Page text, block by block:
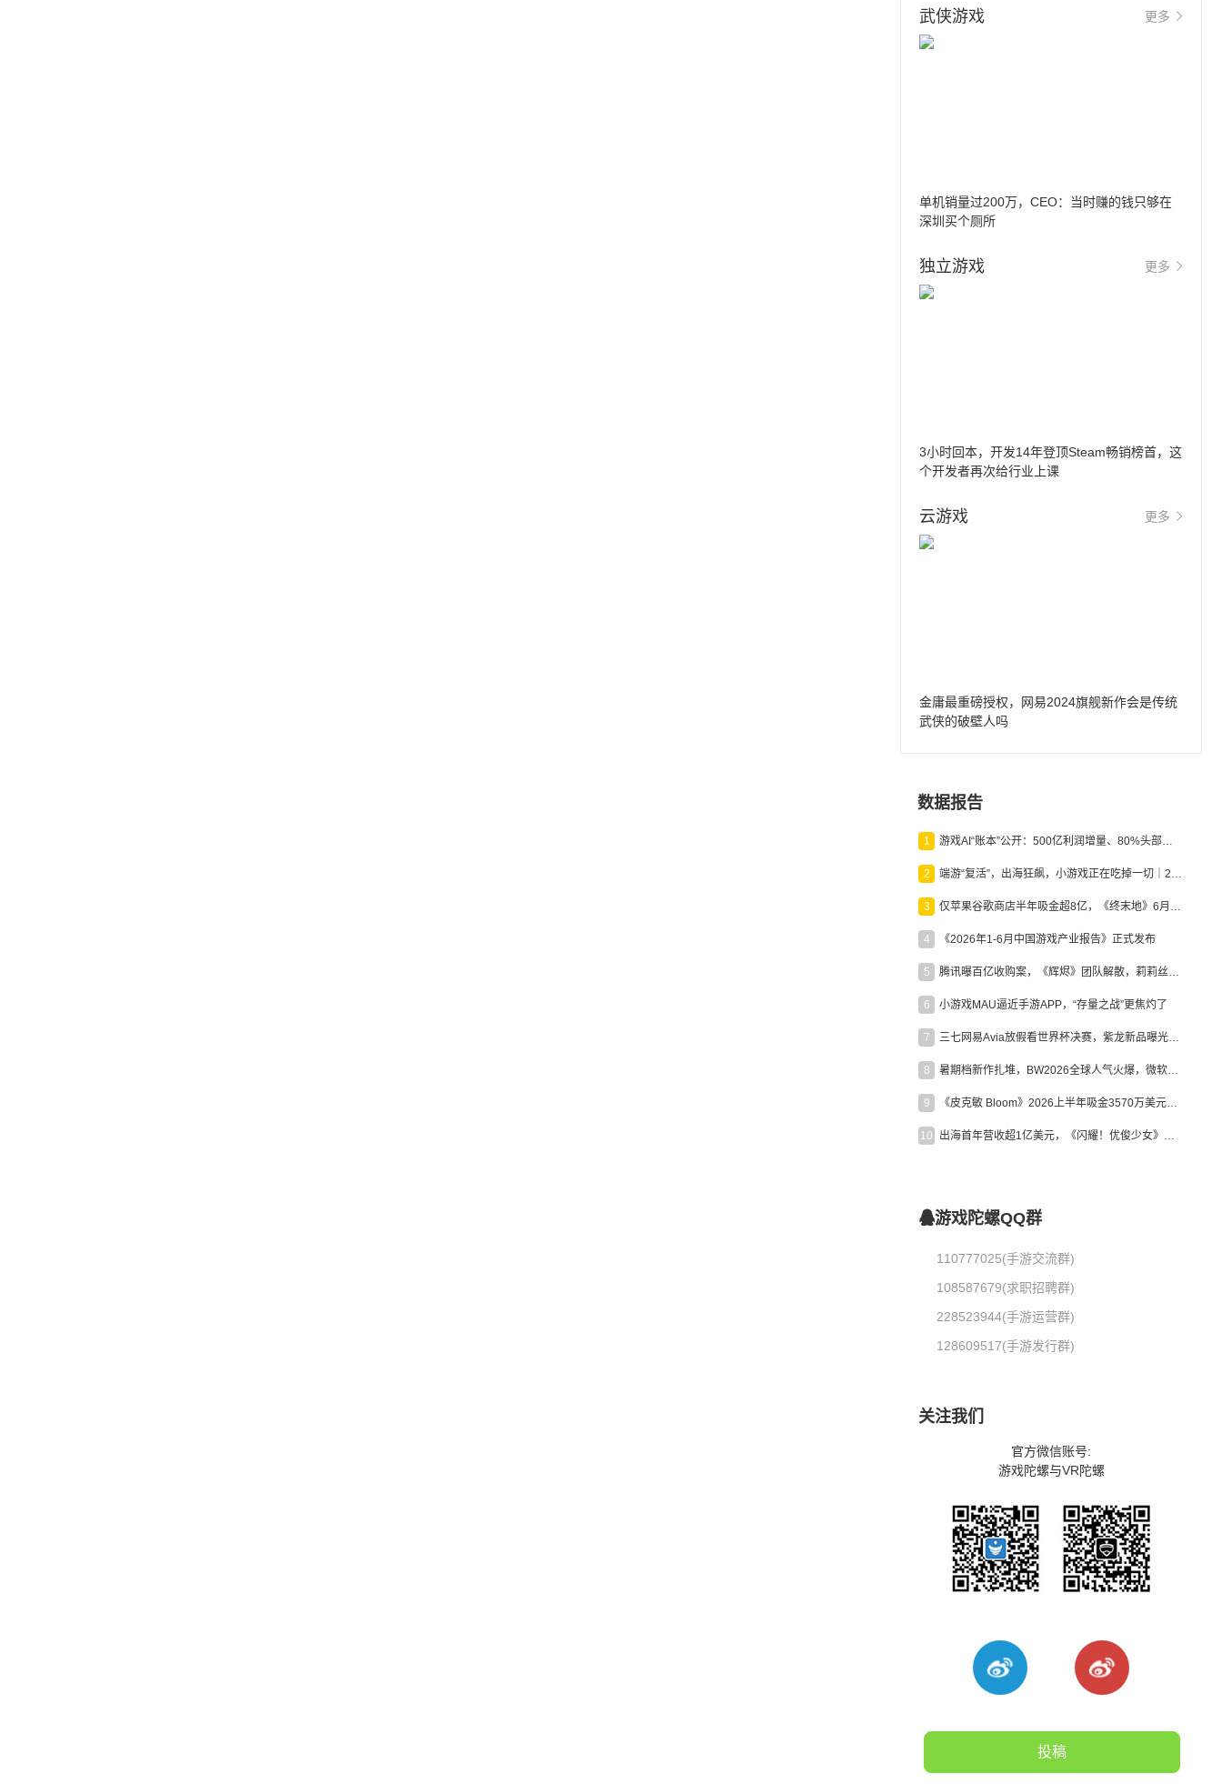
武侠游戏 更多
单机销量过200万，CEO：当时赚的钱只够在
深圳买个厕所
独立游戏 更多
3小时回本，开发14年登顶Steam畅销榜首，这
个开发者再次给行业上课
云游戏 更多
金庸最重磅授权，网易2024旗舰新作会是传统
武侠的破壁人吗
数据报告
1 游戏AI“账本”公开：500亿利润增量、80%头部入局，谁在闷声发财？
2 端游“复活”，出海狂飙，小游戏正在吃掉一切｜2026上半年产业报告
3 仅苹果谷歌商店半年吸金超8亿，《终末地》6月份收入显著回暖
4 《2026年1-6月中国游戏产业报告》正式发布
5 腾讯曝百亿收购案，《辉烬》团队解散，莉莉丝新作曝光｜陀螺周报
6 小游戏MAU逼近手游APP，“存量之战”更焦灼了
7 三七网易Avia放假看世界杯决赛，紫龙新品曝光，米哈游新作上线 | 陀螺周报
8 暑期档新作扎堆，BW2026全球人气火爆，微软XBOX大裁员|陀螺周报
9 《皮克敏 Bloom》2026上半年吸金3570万美元，中国台湾成最大市场
10 出海首年营收超1亿美元，《闪耀！优俊少女》美国市场占比达七成
游戏陀螺QQ群
110777025(手游交流群)
108587679(求职招聘群)
228523944(手游运营群)
128609517(手游发行群)
关注我们
官方微信账号:
游戏陀螺与VR陀螺
投稿